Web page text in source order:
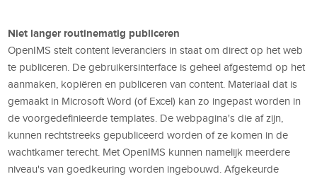
Niet langer routinematig publiceren
OpenIMS stelt content leveranciers in staat om direct op het web
te publiceren. De gebruikersinterface is geheel afgestemd op het
aanmaken, kopiëren en publiceren van content. Materiaal dat is
gemaakt in Microsoft Word (of Excel) kan zo ingepast worden in
de voorgedefinieerde templates. De webpagina's die af zijn,
kunnen rechtstreeks gepubliceerd worden of ze komen in de
wachtkamer terecht. Met OpenIMS kunnen namelijk meerdere
niveau's van goedkeuring worden ingebouwd. Afgekeurde